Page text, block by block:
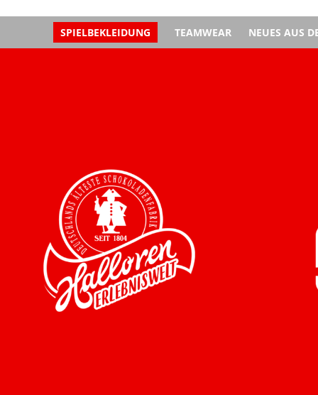
SPIELBEKLEIDUNG TEAMWEAR NEUES AUS